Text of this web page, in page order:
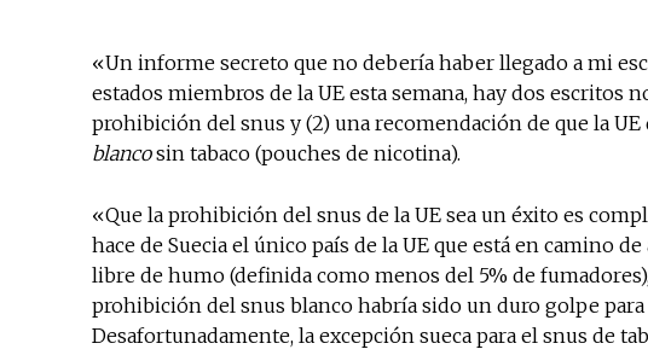
«Un informe secreto que no debería haber llegado a mi
estados miembros de la UE esta semana, hay dos escritos
prohibición del snus y (2) una recomendación de que la
blancosin tabaco (pouches de nicotina).
«Que la prohibición del snus de la UE sea un éxito es
hace de Suecia el único país de la UE que está en camino
libre de humo (definida como menos del 5% de
prohibición del snus blanco habría sido un duro golpe
Desafortunadamente, la excepción sueca para el snus de